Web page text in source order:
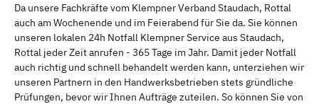
Schweinfurt Passau
Freising Rudelsdorf, Mittelfranken
Da unsere Fachkräfte vom Klempner Verband Staudach, Rottal
auch am Wochenende und im Feierabend für Sie da. Sie können
unseren lokalen 24h Notfall Klempner Service aus Staudach,
Rottal jeder Zeit anrufen - 365 Tage im Jahr. Damit jeder Notfall
auch richtig und schnell behandelt werden kann, unterziehen wir
unseren Partnern in den Handwerksbetrieben stets gründliche
Prüfungen, bevor wir Ihnen Aufträge zuteilen. So können Sie von